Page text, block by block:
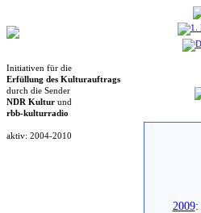
Initiativen für die
Erfüllung des Kulturauftrags
durch die Sender
NDR Kultur und
rbb-kulturradio
aktiv: 2004-2010
2009: